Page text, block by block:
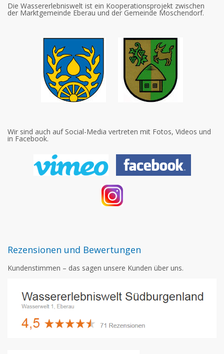
Die Wassererlebniswelt ist ein Kooperationsprojekt zwischen
der Marktgemeinde Eberau und der Gemeinde Moschendorf.
Wir sind auch auf Social-Media vertreten mit Fotos, Videos und
in Facebook.
Rezensionen und Bewertungen
Kundenstimmen – das sagen unsere Kunden über uns.